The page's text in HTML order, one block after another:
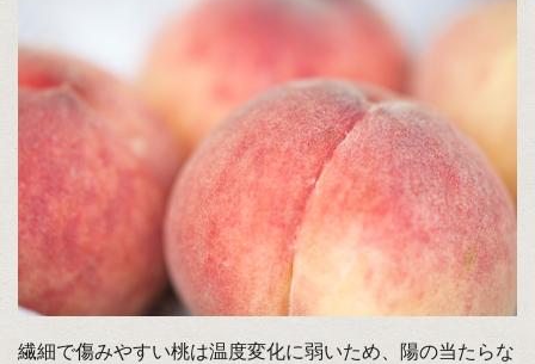
繊細で傷みやすい桃は温度変化に弱いため、陽の当たらな